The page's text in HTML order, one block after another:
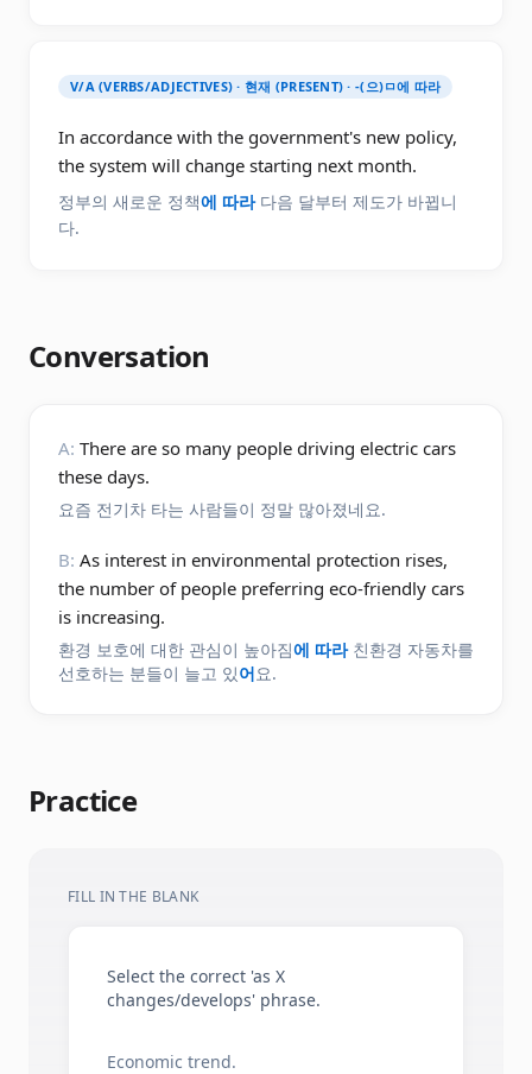
V/A (VERBS/ADJECTIVES) · 현재 (PRESENT) · -(으)ㅁ에 따라
In accordance with the government's new policy,
the system will change starting next month.
정부의 새로운 정책에 따라다음 달부터 제도가 바뀝니
다.
Conversation
A: There are so many people driving electric cars
these days.
요즘 전기차 타는 사람들이 정말 많아졌네요.
B: As interest in environmental protection rises,
the number of people preferring eco-friendly cars
is increasing.
환경 보호에 대한 관심이 높아짐에 따라친환경 자동차를
선호하는 분들이 늘고 있어요.
Practice
FILL IN THE BLANK
Select the correct 'as X
changes/develops' phrase.
Economic trend.